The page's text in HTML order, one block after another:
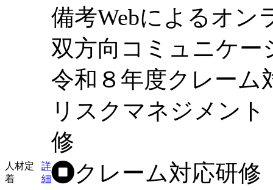
備考Webによるオン
双方向コミュニケー
人材定
着
詳
細
令和８年度クレーム
リスクマネジメント
修
クレーム対応研修